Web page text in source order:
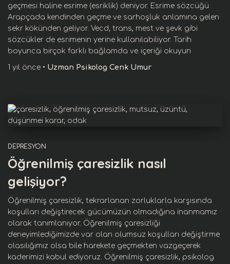
geçmesi haline esrime (esriklik) deniyor. Esrime sözcüğü
Arapçada kendinden geçme ve sarhoşluk anlamına gelen
sekr kökünden geliyor. Vecd, trans, mest ve şevk gibi
sözcükler de esrimenin yerine kullanılabiliyor. Tarih
boyunca birçok farklı bağlamda ve içeriği okuyun
1 yıl önce • Uzman Psikolog Cenk Umur
DEPRESYON
Öğrenilmiş çaresizlik nasıl
gelişiyor?
Öğrenilmiş çaresizlik, tekrarlanan zorluklarla karşısında
koşulları değiştirecek gücümüzün olmadığına inanmamız
olarak tanımlanıyor. Öğrenilmiş çaresizliği
deneyimlediğimizde var olan olumsuz koşulları değiştirme
olasılığımız olsa bile harekete geçmekten vazgeçerek
kaderimizi kabul ediyoruz. Öğrenilmiş çaresizlik, psikolog